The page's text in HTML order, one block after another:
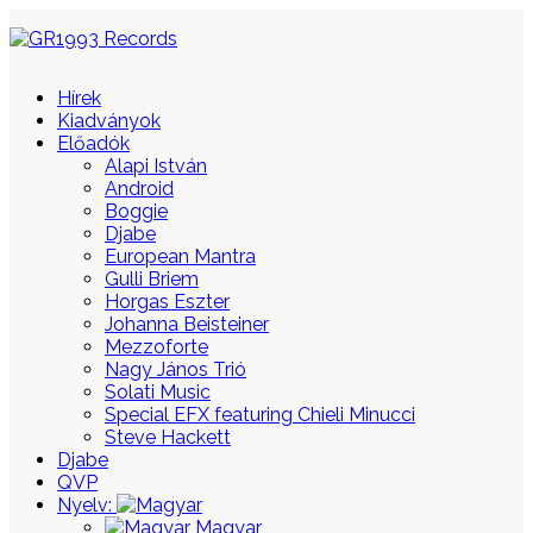
Hírek
Kiadványok
Előadók
Alapi István
Android
Boggie
Djabe
European Mantra
Gulli Briem
Horgas Eszter
Johanna Beisteiner
Mezzoforte
Nagy János Trió
Solati Music
Special EFX featuring Chieli Minucci
Steve Hackett
Djabe
QVP
Nyelv:
Magyar